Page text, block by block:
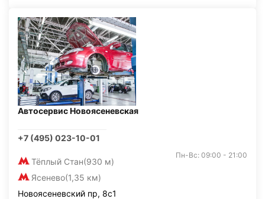
Автосервис Новоясеневская
+7 (495) 023-10-01
Тёплый Стан(930 м)
Ясенево(1,35 км)
Пн-Вс: 09:00 - 21:00
Новоясеневский пр, 8с1